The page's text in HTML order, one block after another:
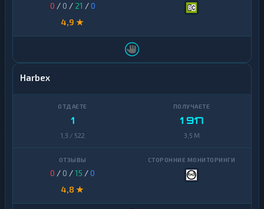
0 / 0 / 21 /0
4,9 ★
Harbex
1
1,3 / 522
1 917
3,5 M
0 / 0 /15 /0
4,8 ★